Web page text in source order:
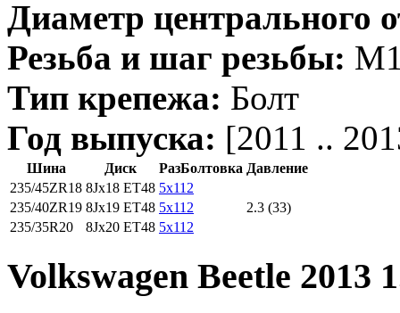
Диаметр центрального
Резьба и шаг резьбы:
Тип крепежа: Болт
Год выпуска: [2011 ..
Шина Диск РазБолтовка Давление
235/45ZR18 8Jx18 ET48 5x112
235/40ZR19 8Jx19 ET48 5x112
2.3 (33)
235/35R20
8Jx20 ET48 5x112
Volkswagen Beetle 2013